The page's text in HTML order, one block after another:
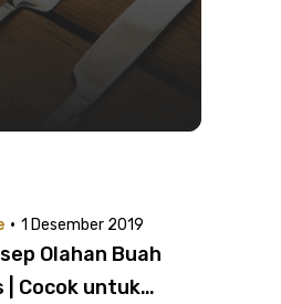
· 1 Desember 2019
Olahan Buah
| Cocok untuk